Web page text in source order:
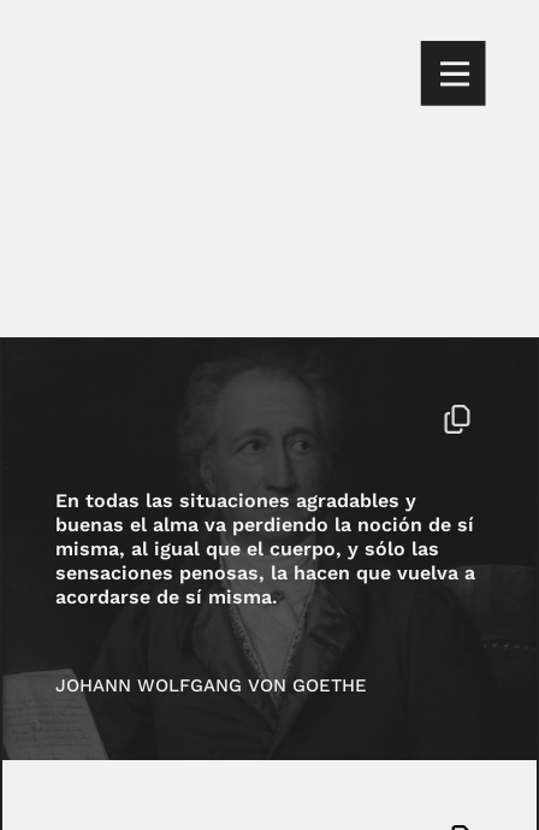
En todas las situaciones agradables y
buenas el alma va perdiendo la noción de sí
misma, al igual que el cuerpo, y sólo las
sensaciones penosas, la hacen que vuelva a
acordarse de sí misma.
JOHANN WOLFGANG VON GOETHE